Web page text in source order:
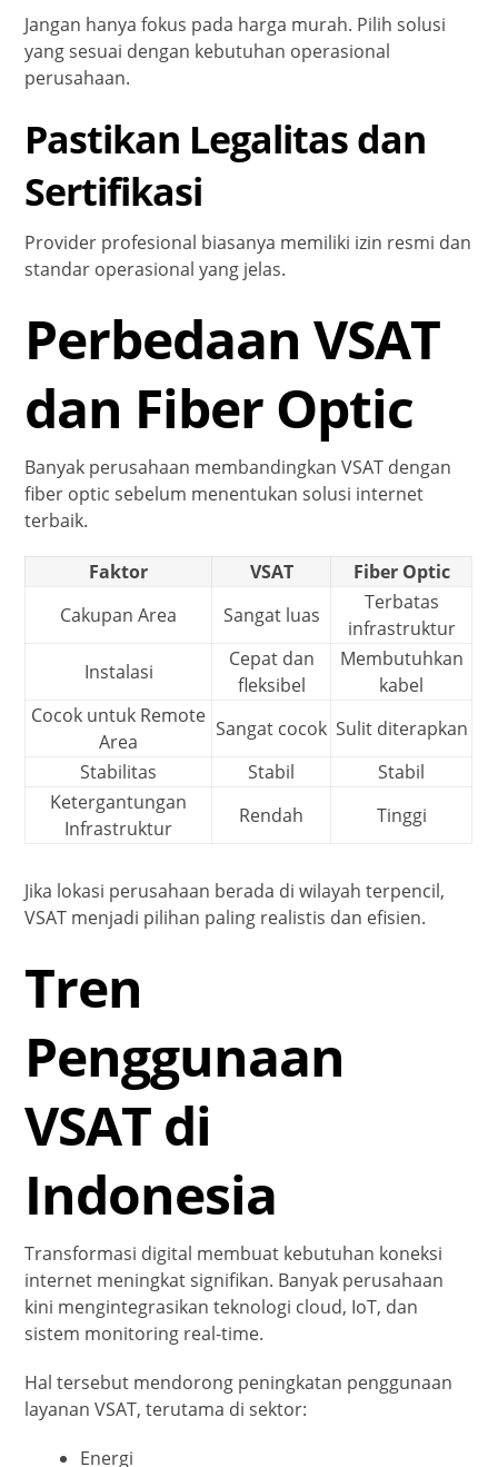
Jangan hanya fokus pada harga murah. Pilih solusi
yang sesuai dengan kebutuhan operasional
perusahaan.
Pastikan Legalitas dan
Sertifikasi
Provider profesional biasanya memiliki izin resmi dan
standar operasional yang jelas.
Perbedaan VSAT
dan Fiber Optic
Banyak perusahaan membandingkan VSAT dengan
fiber optic sebelum menentukan solusi internet
terbaik.
Faktor VSAT
Fiber Optic
Cakupan Area
Sangat luas
Terbatas
infrastruktur
Instalasi
Cepat dan
fleksibel
Membutuhkan
kabel
Cocok untuk Remote
Area
Sangat cocok Sulit diterapkan
Stabilitas
Stabil
Stabil
Ketergantungan
Infrastruktur
Rendah Tinggi
Jika lokasi perusahaan berada di wilayah terpencil,
VSAT menjadi pilihan paling realistis dan efisien.
Tren
Penggunaan
VSAT di
Indonesia
Transformasi digital membuat kebutuhan koneksi
internet meningkat signifikan. Banyak perusahaan
kini mengintegrasikan teknologi cloud, IoT, dan
sistem monitoring real-time.
Hal tersebut mendorong peningkatan penggunaan
layanan VSAT, terutama di sektor:
Energi